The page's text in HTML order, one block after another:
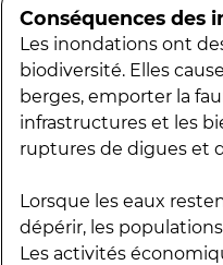
Conséquences des
Les inondations ont
biodiversité. Elles
berges, emporter la
infrastructures et les
ruptures de digues et
Lorsque les eaux
dépérir, les
Les activités